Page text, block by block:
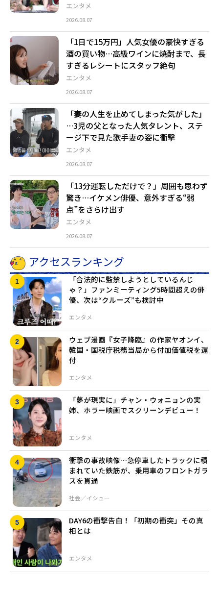
エンタメ
2026.08.07
エンタメ
「1日で15万円」人気女優の豪快すぎる
酒の買い物…高級ワインに焼酎まで、長
すぎるレシートにスタッフ絶句
2026.08.07
エンタメ
「妻の人生を止めてしまった気がした」
…3児の父となった人気タレント、ステ
ージ下で見た歌手妻の姿に衝撃
2026.08.07
エンタメ
「13分運転しただけで？」周囲も思わず
驚き…イケメン俳優、意外すぎる“弱
点”をさらけ出す
2026.08.07
アクセスランキング
エンタメ
「合法的に監禁しようとしているんじ
ゃ？」ファンミーティング5時間超えの俳
優、次は“クルーズ”も検討中
エンタメ
ウェブ漫画『女子降臨』の作家ヤオンイ、
韓国・国税庁税務当局から付加価値税を還
付
エンタメ
「夢が現実に」チャン・ウォニョンの実
姉、ホラー映画でスクリーンデビュー！
社会／イシュー
衝撃の事故映像…急停車したトラックに積
まれていた鉄筋が、乗用車のフロントガラ
スを貫通
エンタメ
DAY6の衝撃告白！「初期の衝突」その真
相とは